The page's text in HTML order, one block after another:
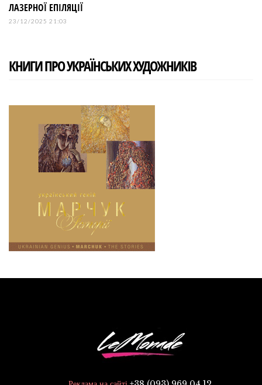
ЛАЗЕРНОЇ ЕПІЛЯЦІЇ
23/12/2025 21:03
КНИГИ ПРО УКРАЇНСЬКИХ ХУДОЖНИКІВ